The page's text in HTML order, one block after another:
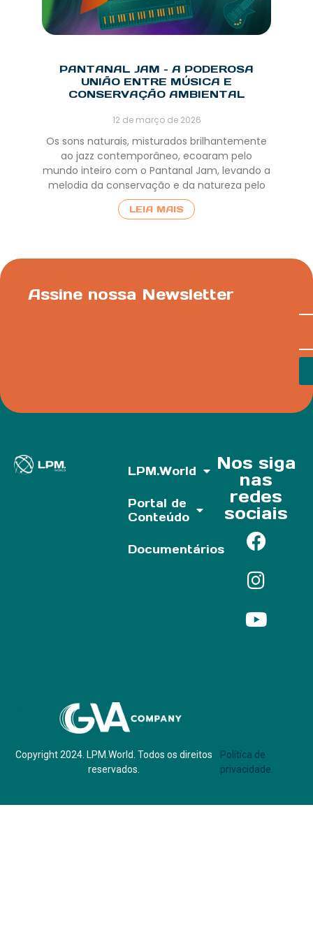
PANTANAL JAM – A PODEROSA
UNIÃO ENTRE MÚSICA E
CONSERVAÇÃO AMBIENTAL
12 de março de 2026
Os sons naturais, misturados brilhantemente
ao jazz contemporâneo, ecoaram pelo
mundo inteiro com o Pantanal Jam, levando a
melodia da conservação e da natureza pelo
LEIA MAIS
Assine nossa Newsletter
LPM.World
Portal de
Conteúdo
Documentários
Nos siga
nas
redes
sociais
Copyright 2024. LPM.World. Todos os direitos
reservados.
Política de
privacidade.